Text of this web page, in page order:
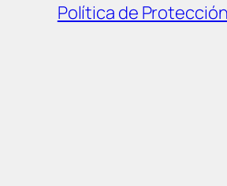
Política de